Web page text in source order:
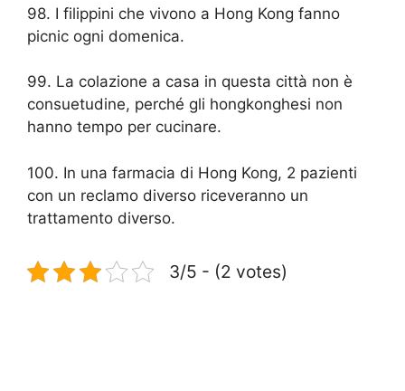
98. I filippini che vivono a Hong Kong fanno
picnic ogni domenica.
99. La colazione a casa in questa città non è
consuetudine, perché gli hongkonghesi non
hanno tempo per cucinare.
100. In una farmacia di Hong Kong, 2 pazienti
con un reclamo diverso riceveranno un
trattamento diverso.
3/5 - (2 votes)